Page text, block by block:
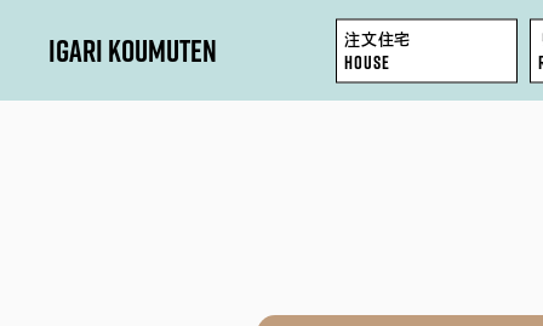
IGARI KOUMUTEN 注文住宅
HOUSE
FACTORY / GARAGE